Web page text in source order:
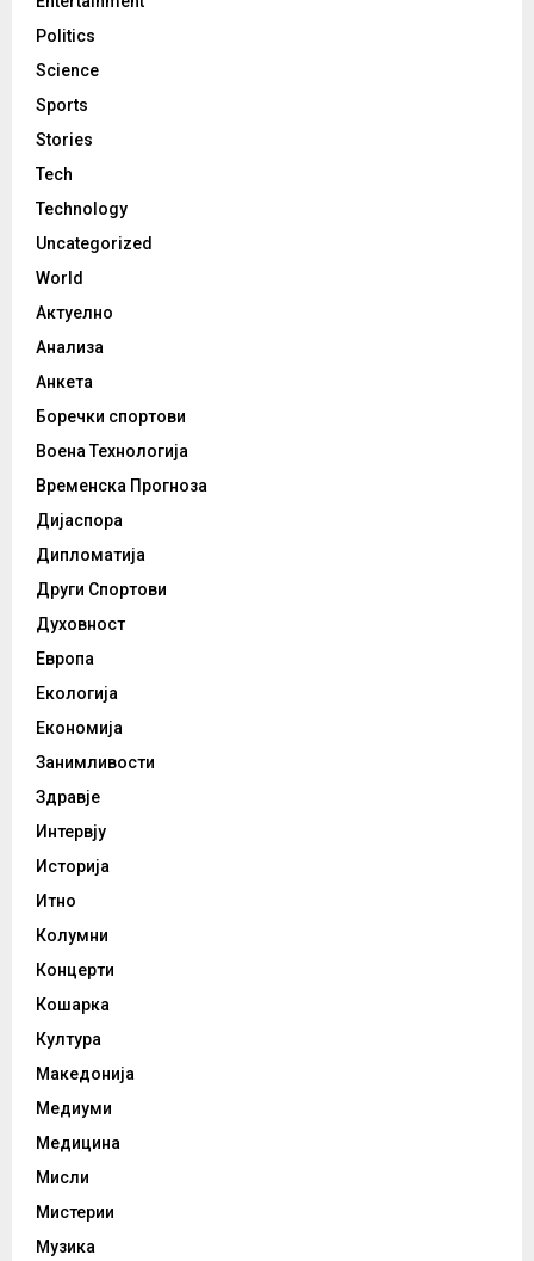
Politics
Science
Sports
Stories
Tech
Technology
Uncategorized
World
Актуелно
Анализа
Анкета
Боречки спортови
Воена Технологија
Временска Прогноза
Дијаспора
Дипломатија
Други Спортови
Духовност
Европа
Екологија
Економија
Занимливости
Здравје
Интервју
Историја
Итно
Колумни
Концерти
Кошарка
Култура
Македонија
Медиуми
Медицина
Мисли
Мистерии
Музика